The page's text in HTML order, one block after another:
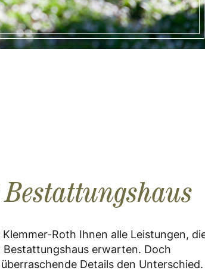
Roth Ihnen alle Leistungen,
Bestattungshaus erwarten. Doch
Details den Unterschied.